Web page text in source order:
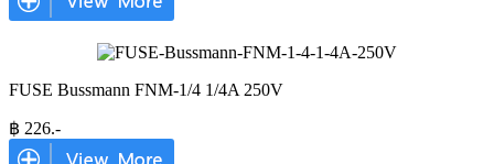
FUSE Bussmann FNM-1/4 1/4A 250V
฿ 226.-